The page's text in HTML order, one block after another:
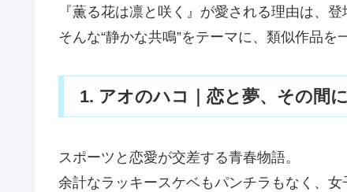
『薫る花は凛と咲く』が愛される理由は、
そんな“静かな共鳴”をテーマに、類似作品を
1. アオのハコ｜恋と夢、その間
スポーツと恋愛が交差する青春物語。
余計なラッキースケベもパンチラもなく、